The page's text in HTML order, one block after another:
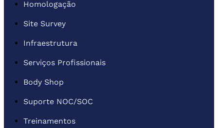
Homologação
Site Survey
Infraestrutura
Serviços Profissionais
Body Shop
Suporte NOC/SOC
Treinamentos